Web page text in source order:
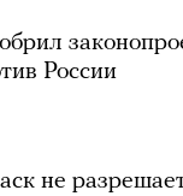
России
не